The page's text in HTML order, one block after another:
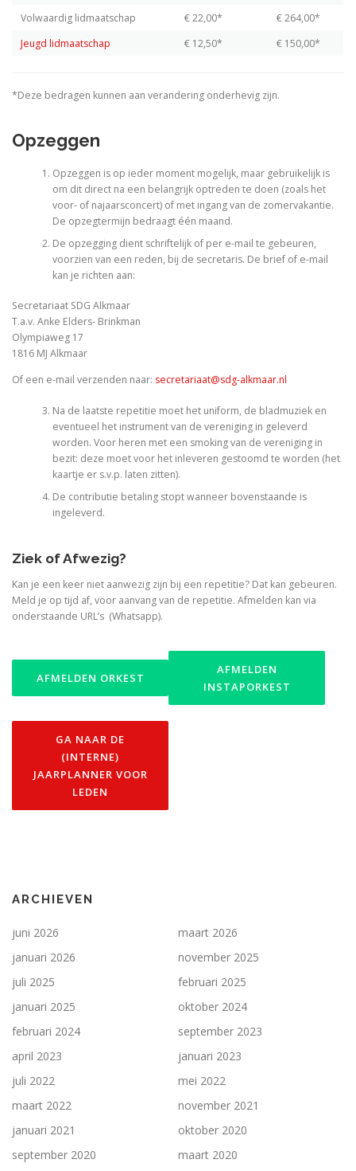
Volwaardig lidmaatschap
€ 22,00*
€ 264,00*
Jeugd lidmaatschap
€ 12,50* € 150,00*
*Deze bedragen kunnen aan verandering onderhevig zijn.
Opzeggen
Opzeggen is op ieder moment mogelijk, maar gebruikelijk is
om dit direct na een belangrijk optreden te doen (zoals het
voor- of najaarsconcert) of met ingang van de zomervakantie.
De opzegtermijn bedraagt één maand.
De opzegging dient schriftelijk of per e-mail te gebeuren,
voorzien van een reden, bij de secretaris. De brief of e-mail
kan je richten aan:
Secretariaat SDG Alkmaar
T.a.v. Anke Elders- Brinkman
Olympiaweg 17
1816 MJ Alkmaar
Of een e-mail verzenden naar: secretariaat@sdg-alkmaar.nl
Na de laatste repetitie moet het uniform, de bladmuziek en
eventueel het instrument van de vereniging in geleverd
worden. Voor heren met een smoking van de vereniging in
bezit: deze moet voor het inleveren gestoomd te worden (het
kaartje er s.v.p. laten zitten).
De contributie betaling stopt wanneer bovenstaande is
ingeleverd.
Ziek of Afwezig?
Kan je een keer niet aanwezig zijn bij een repetitie? Dat kan gebeuren.
Meld je op tijd af, voor aanvang van de repetitie. Afmelden kan via
onderstaande URL’s (Whatsapp).
AFMELDEN ORKEST
AFMELDEN
INSTAPORKEST
GA NAAR DE
(INTERNE)
JAARPLANNER VOOR
LEDEN
ARCHIEVEN
juni 2026
maart 2026
januari 2026
november 2025
juli 2025
februari 2025
januari 2025
oktober 2024
februari 2024
september 2023
april 2023
januari 2023
juli 2022
mei 2022
maart 2022
november 2021
januari 2021
oktober 2020
september 2020
maart 2020